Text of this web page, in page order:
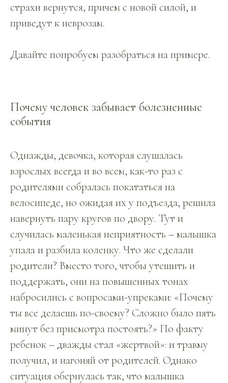
страхи вернутся, причем с новой силой, и
приведут к неврозам.
Давайте попробуем разобраться на примере.
Почему человек забывает болезненные
события
Однажды, девочка, которая слушалась
взрослых всегда и во всем, как-то раз с
родителями собралась покататься на
велосипеде, но ожидая их у подъезда, решила
навернуть пару кругов по двору. Тут и
случилась маленькая неприятность – малышка
упала и разбила коленку. Что же сделали
родители? Вместо того, чтобы утешить и
поддержать, они на повышенных тонах
набросились с вопросами-упреками: «Почему
ты все делаешь по-своему? Сложно было пять
минут без присмотра постоять?» По факту
ребенок – дважды стал «жертвой»: и травму
получил, и нагоняй от родителей. Однако
ситуация обернулась так, что малышка